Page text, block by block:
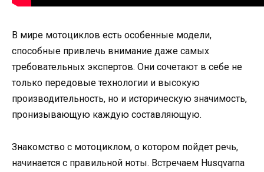
В мире мотоциклов есть особенные модели,
способные привлечь внимание даже самых
требовательных экспертов. Они сочетают в себе не
только передовые технологии и высокую
производительность, но и историческую значимость,
пронизывающую каждую составляющую.
Знакомство с мотоциклом, о котором пойдет речь,
начинается с правильной ноты. Встречаем Husqvarna